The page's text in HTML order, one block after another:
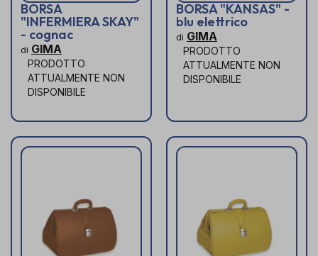
BORSA
"INFERMIERA SKAY"
- cognac
di GIMA
PRODOTTO
ATTUALMENTE NON
DISPONIBILE
BORSA "KANSAS" -
blu elettrico
di GIMA
PRODOTTO
ATTUALMENTE NON
DISPONIBILE